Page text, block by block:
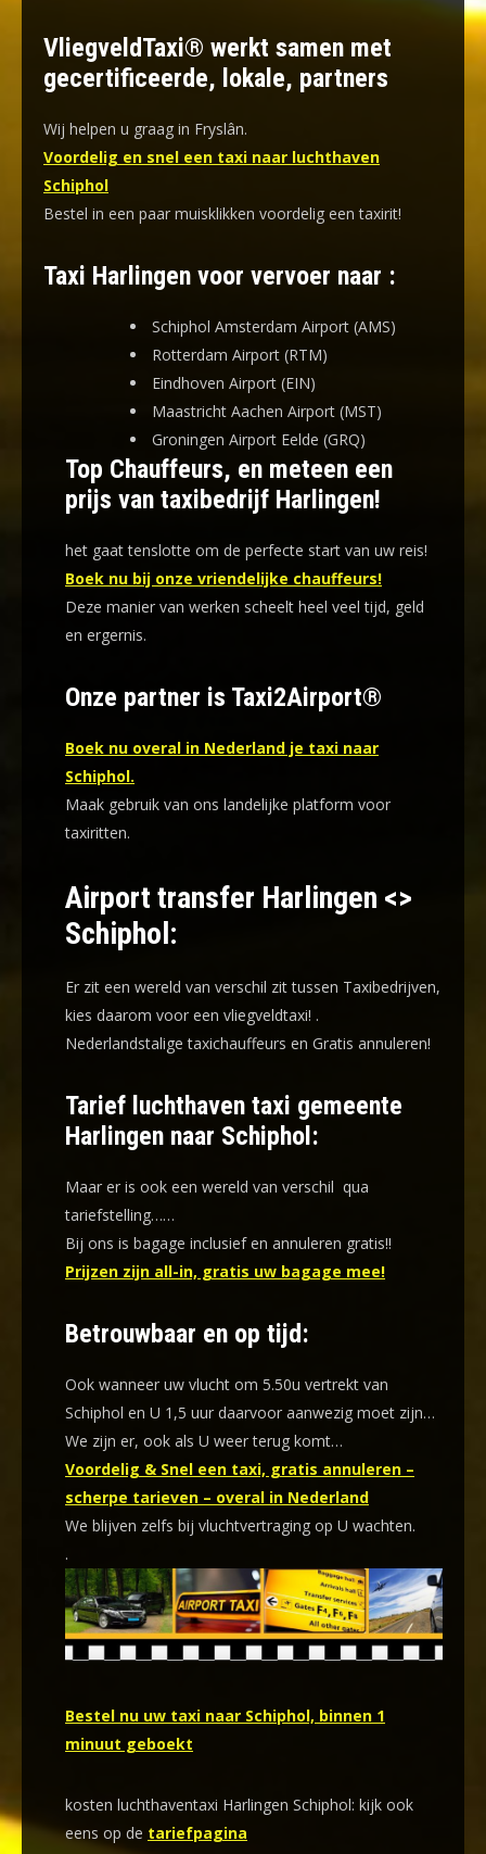
VliegveldTaxi® werkt samen met
gecertificeerde, lokale, partners
Wij helpen u graag in Fryslân.
Voordelig en snel een taxi naar luchthaven
Schiphol
Bestel in een paar muisklikken voordelig een taxirit!
Taxi Harlingen voor vervoer naar :
Schiphol Amsterdam Airport (AMS)
Rotterdam Airport (RTM)
Eindhoven Airport (EIN)
Maastricht Aachen Airport (MST)
Groningen Airport Eelde (GRQ)
Top Chauffeurs, en meteen een
prijs van taxibedrijf Harlingen!
het gaat tenslotte om de perfecte start van uw reis!
Boek nu bij onze vriendelijke chauffeurs!
Deze manier van werken scheelt heel veel tijd, geld
en ergernis.
Onze partner is Taxi2Airport®
Boek nu overal in Nederland je taxi naar
Schiphol.
Maak gebruik van ons landelijke platform voor
taxiritten.
Airport transfer Harlingen <>
Schiphol:
Er zit een wereld van verschil zit tussen Taxibedrijven,
kies daarom voor een vliegveldtaxi! .
Nederlandstalige taxichauffeurs en Gratis annuleren!
Tarief luchthaven taxi gemeente
Harlingen naar Schiphol:
Maar er is ook een wereld van verschil qua
tariefstelling……
Bij ons is bagage inclusief en annuleren gratis!!
Prijzen zijn all-in, gratis uw bagage mee!
Betrouwbaar en op tijd:
Ook wanneer uw vlucht om 5.50u vertrekt van
Schiphol en U 1,5 uur daarvoor aanwezig moet zijn…
We zijn er, ook als U weer terug komt…
Voordelig & Snel een taxi, gratis annuleren –
scherpe tarieven – overal in Nederland
We blijven zelfs bij vluchtvertraging op U wachten.
.
Bestel nu uw taxi naar Schiphol, binnen 1
minuut geboekt
kosten luchthaventaxi Harlingen Schiphol: kijk ook
eens op de tariefpagina